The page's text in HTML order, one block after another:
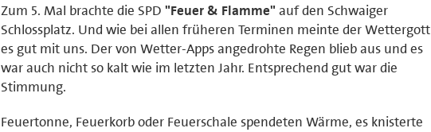
Zum 5. Mal brachte die SPD "Feuer & Flamme" auf den Schwaiger
Schlossplatz. Und wie bei allen früheren Terminen meinte der Wettergott
es gut mit uns. Der von Wetter-Apps angedrohte Regen blieb aus und es
war auch nicht so kalt wie im letzten Jahr. Entsprechend gut war die
Stimmung.
Feuertonne, Feuerkorb oder Feuerschale spendeten Wärme, es knisterte